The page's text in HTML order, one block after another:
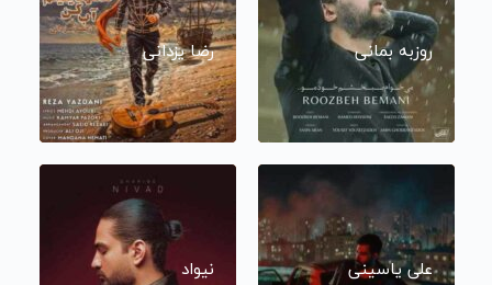
روزبه بمانی رضا یزدانی
علی یاسینی نیواد